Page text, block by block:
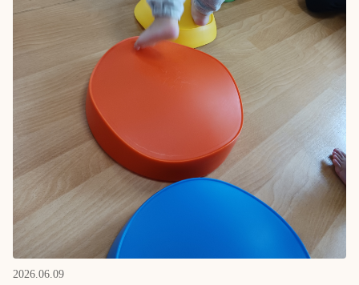
2026.06.09